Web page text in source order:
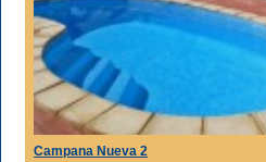
Campana Nueva 2